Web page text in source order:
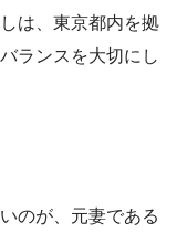
は、東京都内を拠
ランスを大切にし
のが、元妻である